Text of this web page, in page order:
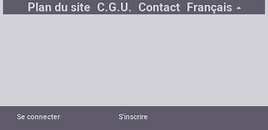
Se connecter S'inscrire
Plan du site C.G.U. Contact Français